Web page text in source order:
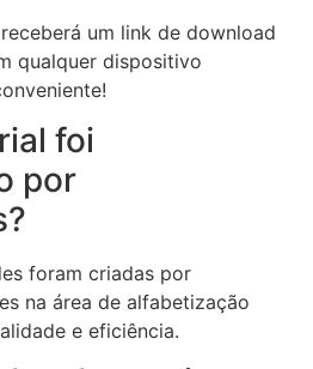
um link de download
qualquer dispositivo
foi
por
foram criadas por
na área de alfabetização
e eficiência.